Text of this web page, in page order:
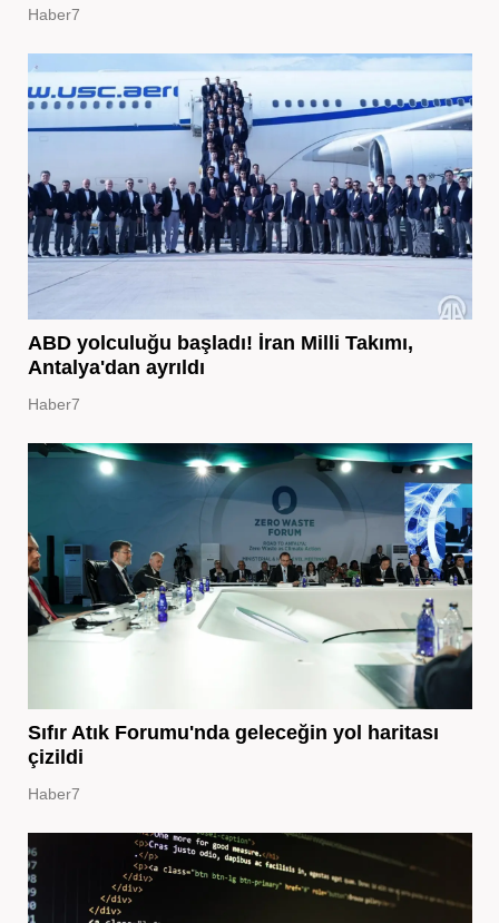
Haber7
ABD yolculuğu başladı! İran Milli Takımı,
Antalya'dan ayrıldı
Haber7
Sıfır Atık Forumu'nda geleceğin yol haritası
çizildi
Haber7